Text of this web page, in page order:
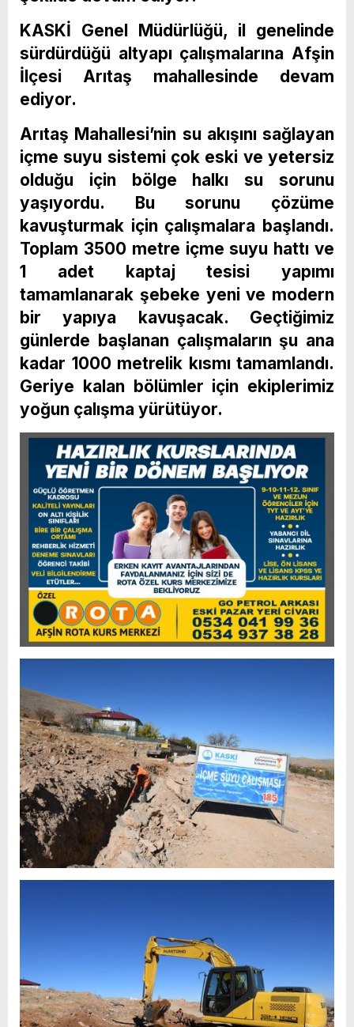
KASKİ Genel Müdürlüğü, il genelinde
sürdürdüğü altyapı çalışmalarına Afşin
İlçesi Arıtaş mahallesinde devam
ediyor.
Arıtaş Mahallesi’nin su akışını sağlayan
içme suyu sistemi çok eski ve yetersiz
olduğu için bölge halkı su sorunu
yaşıyordu. Bu sorunu çözüme
kavuşturmak için çalışmalara başlandı.
Toplam 3500 metre içme suyu hattı ve
1 adet kaptaj tesisi yapımı
tamamlanarak şebeke yeni ve modern
bir yapıya kavuşacak. Geçtiğimiz
günlerde başlanan çalışmaların şu ana
kadar 1000 metrelik kısmı tamamlandı.
Geriye kalan bölümler için ekiplerimiz
yoğun çalışma yürütüyor.​